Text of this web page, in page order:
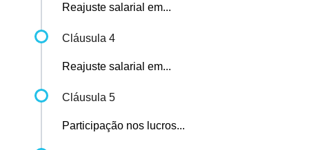
Reajuste salarial em...
Cláusula 4
Reajuste salarial em...
Cláusula 5
Participação nos lucros...